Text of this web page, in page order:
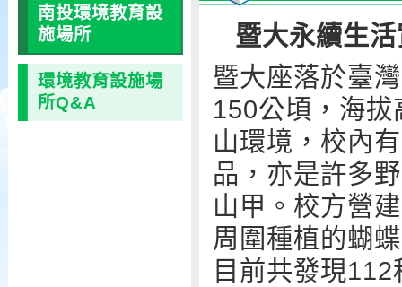
南投環境教育設
施場所
環境教育設施場
所Q&A
暨大永續生
暨大座落於臺
150公頃，海
山環境，校內
品，亦是許多
山甲。校方營
周圍種植的蝴
目前共發現